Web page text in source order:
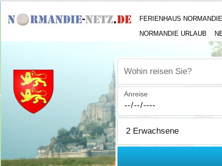
FERIENHAUS NORMANDIE
NORMANDIE URLAUB
Wohin reisen Sie?
Anreise